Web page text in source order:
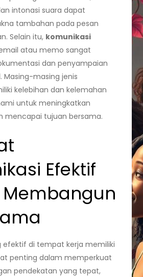
intonasi suara dapat
tambahan pada pesan
Selain itu, komunikasi
atau memo sangat
dan penyampaian
Masing-masing jenis
kelebihan dan kelemahan
untuk meningkatkan
mencapai tujuan bersama.
Efektif
efektif di tempat kerja memiliki
penting dalam memperkuat
pendekatan yang tepat,